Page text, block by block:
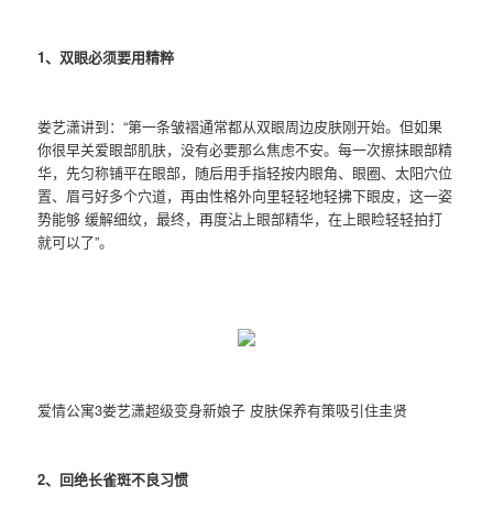
1、双眼必须要用精粹
娄艺潇讲到：“第一条皱褶通常都从双眼周边皮肤刚开始。但如果
你很早关爱眼部肌肤，没有必要那么焦虑不安。每一次擦抹眼部精
华，先匀称铺平在眼部，随后用手指轻按内眼角、眼圈、太阳穴位
置、眉弓好多个穴道，再由性格外向里轻轻地轻拂下眼皮，这一姿
势能够 缓解细纹，最终，再度沾上眼部精华，在上眼睑轻轻拍打
就可以了”。
爱情公寓3娄艺潇超级变身新娘子 皮肤保养有策吸引住圭贤
2、回绝长雀斑不良习惯